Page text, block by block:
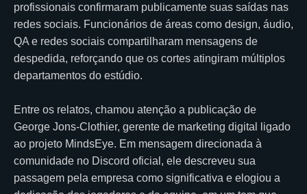
profissionais confirmaram publicamente suas saídas nas
redes sociais. Funcionários de áreas como design, áudio,
QA e redes sociais compartilharam mensagens de
despedida, reforçando que os cortes atingiram múltiplos
departamentos do estúdio.
Entre os relatos, chamou atenção a publicação de
George Jons-Clothier, gerente de marketing digital ligado
ao projeto MindsEye. Em mensagem direcionada à
comunidade no Discord oficial, ele descreveu sua
passagem pela empresa como significativa e elogiou a